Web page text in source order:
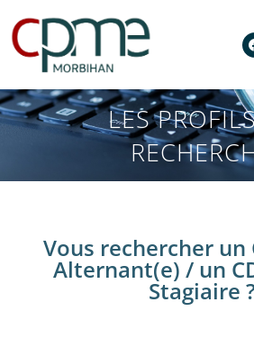
LES
Vous rechercher un
Alternant(e) / un
Stagiaire